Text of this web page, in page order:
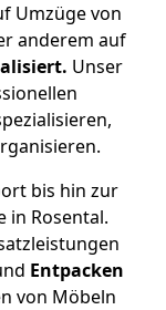
Umzüge von
anderem auf
Unser
bis hin zur
in Rosental.
Entpacken
von Möbeln